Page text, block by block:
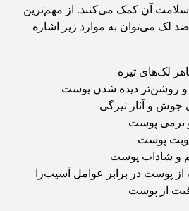
آن کمک می‌کنند. از مهم‌ترین
لک می‌توان به موارد زیر اشاره
لک‌های تیره
و روشن‌تر دیده شدن پوست
جوش و آثار تیرگی
نرمی پوست
پوست
و شاداب پوست
پوست در برابر عوامل آسیب‌زا
از پوست